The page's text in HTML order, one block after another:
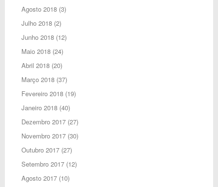
Agosto 2018(3)
Julho 2018(2)
Junho 2018(12)
Maio 2018(24)
Abril 2018(20)
Março 2018(37)
Fevereiro 2018(19)
Janeiro 2018(40)
Dezembro 2017(27)
Novembro 2017(30)
Outubro 2017(27)
Setembro 2017(12)
Agosto 2017(10)